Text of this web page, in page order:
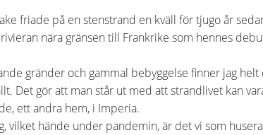
friade på en stenstrand en kväll för tjugo år
nära gränsen till Frankrike som hennes
gränder och gammal bebyggelse finner jag
Det gör att man står ut med att strandlivet kan
ett andra hem, i Imperia.
vilket hände under pandemin, är det vi som